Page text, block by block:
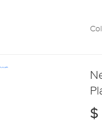
$